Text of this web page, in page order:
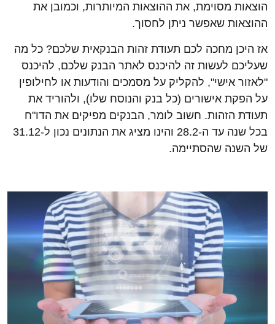
הוצאות מסוימת, את ההוצאות המיותרות, וכמובן את
ההוצאות שאפשר ניתן לחסוך.
אז היכן מחכה לכם תעודת זהות הבנקאית שלכם? כל מה
שעליכם לעשות זה להיכנס לאתר הבנק שלכם, להיכנס
"לאזור אישי", להקליק על מסמכים והודעות או לחילופין
על הפקת אישורים (כל בנק והנוסח שלו), ולהוריד את
תעודת הזהות. חשוב לומר, הבנקים מפיקים את הדו"ח
בכל שנה עד ה-28.2 והינו מציג את הנתונים נכון ל-31.12
של השנה שהסתיימה.